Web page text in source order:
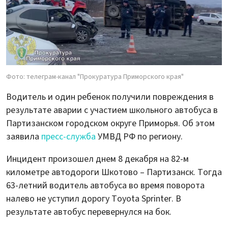
Фото: телеграм-канал "Прокуратура Приморского края"
Водитель и один ребенок получили повреждения в
результате аварии с участием школьного автобуса в
Партизанском городском округе Приморья. Об этом
заявила пресс-служба УМВД РФ по региону.
Инцидент произошел днем 8 декабря на 82-м
километре автодороги Шкотово – Партизанск. Тогда
63-летний водитель автобуса во время поворота
налево не уступил дорогу Toyota Sprinter. В
результате автобус перевернулся на бок.